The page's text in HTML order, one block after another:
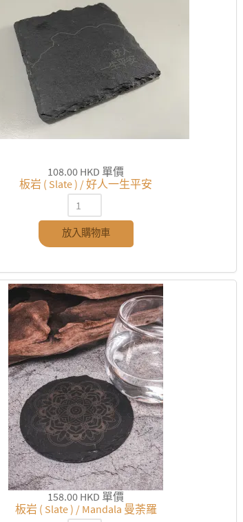
108.00 HKD 單價
板岩 ( Slate ) / 好人一生平安
放入購物車
158.00 HKD 單價
板岩 ( Slate ) / Mandala 曼荼羅